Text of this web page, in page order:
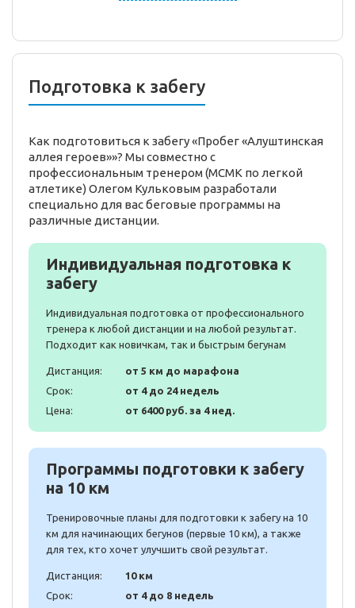
Подготовка к забегу
Как подготовиться к забегу «Пробег «Алуштинская
аллея героев»»? Мы совместно с
профессиональным тренером (МСМК по легкой
атлетике) Олегом Кульковым разработали
специально для вас беговые программы на
различные дистанции.
Индивидуальная подготовка к
забегу
Индивидуальная подготовка от профессионального
тренера к любой дистанции и на любой результат.
Подходит как новичкам, так и быстрым бегунам
Дистанция:
от 5 км до марафона
Срок:
от 4 до 24 недель
Цена:
от 6400 руб. за 4 нед.
Программы подготовки к забегу
на 10 км
Тренировочные планы для подготовки к забегу на 10
км для начинающих бегунов (первые 10 км), а также
для тех, кто хочет улучшить свой результат.
Дистанция:
10 км
Срок:
от 4 до 8 недель